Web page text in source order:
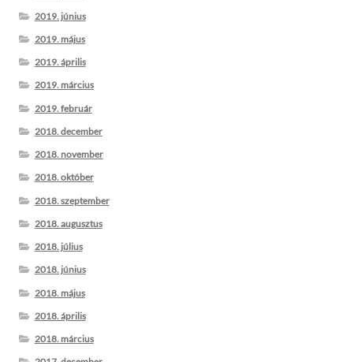
2019. június
2019. május
2019. április
2019. március
2019. február
2018. december
2018. november
2018. október
2018. szeptember
2018. augusztus
2018. július
2018. június
2018. május
2018. április
2018. március